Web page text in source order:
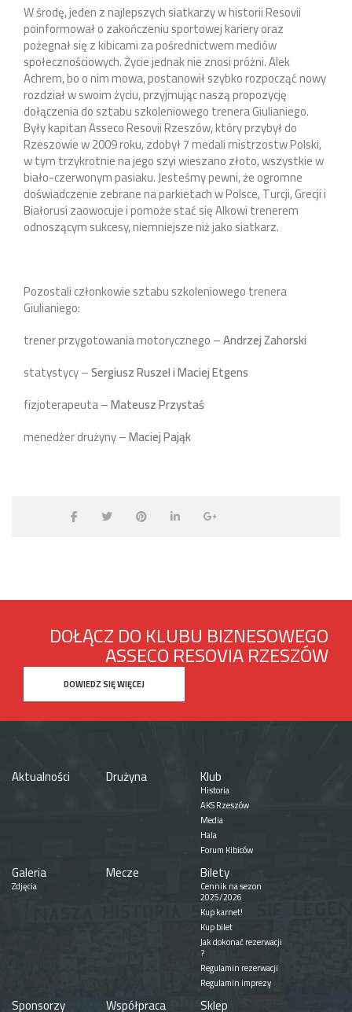
W środę, jeden z najlepszych siatkarzy w historii Resovii
poinformował o zakończeniu sportowej kariery oraz
pożegnał się z kibicami za pośrednictwem mediów
społecznościowych. Życie jednak nie znosi próżni. Alek
Achrem, bo o nim mowa, postanowił szybko rozpocząć nowy
rozdział w swoim życiu, przyjmując naszą propozycję
dołączenia do sztabu szkoleniowego trenera Giulianiego.
Były kapitan Asseco Resovii Rzeszów, który przybył do
Rzeszowie w 2009 roku, zdobył 7 medali mistrzostw Polski,
w tym trzykrotnie na jego szyi wieszano złoto, wszystkie w
biało-czerwonym pasiaku. Jesteśmy pewni, że ogromne
doświadczenie zebrane na parkietach w Polsce, Turcji, Grecji i
Białorusi zaowocuje i pomoże stać się Alkowi trenerem
odnoszącym sukcesy, niemniejsze niż jako siatkarz.
Pozostali członkowie sztabu szkoleniowego trenera
Giulianiego:
trener przygotowania motorycznego –Andrzej Zahorski
statystycy –Sergiusz Ruszel i Maciej Etgens
fizjoterapeuta –Mateusz Przystaś
menedżer drużyny –Maciej Pająk
DOŁĄCZ DO KLUBU BIZNESOWEGO
ASSECO RESOVIA RZESZÓW
DOWIEDZ SIĘ WIĘCEJ
Aktualności Drużyna Klub
Historia
AKS Rzeszów
Media
Hala
Forum Kibiców
Galeria
Zdjęcia
Mecze Bilety
Cennik na sezon
2025/2026
Kup karnet!
Kup bilet
Jak dokonać rezerwacji
?
Regulamin rezerwacji
Regulamin imprezy
Sponsorzy Współpraca Sklep